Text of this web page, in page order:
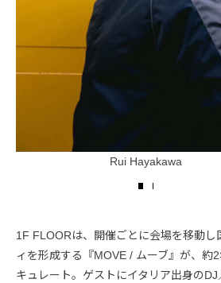
Rui Hayakawa
1F FLOORは、開催ごとに会場を移動し
ィを形成する『MOVE / ムーブ』が、約
キュレート。ゲストにイタリア出身のDJ